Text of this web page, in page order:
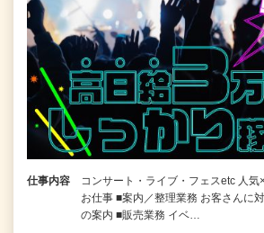
仕事内容
コンサート・ライブ・フェスetc 人
お仕事 ■案内／整理業務 お客さんに
の案内 ■販売業務 イベ…